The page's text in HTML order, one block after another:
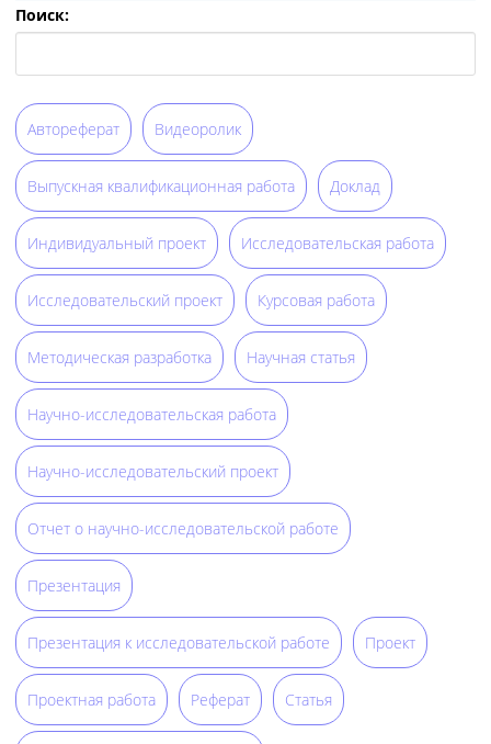
Поиск:
Автореферат Видеоролик
Выпускная квалификационная работа Доклад
Индивидуальный проект Исследовательская работа
Исследовательский проект Курсовая работа
Методическая разработка Научная статья
Научно-исследовательская работа
Научно-исследовательский проект
Отчет о научно-исследовательской работе
Презентация
Презентация к исследовательской работе Проект
Проектная работа Реферат Статья